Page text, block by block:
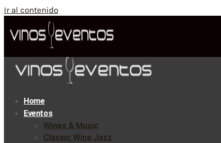
Ir al contenido
Home
Eventos
Wines & Music
Classic Wine Jazz